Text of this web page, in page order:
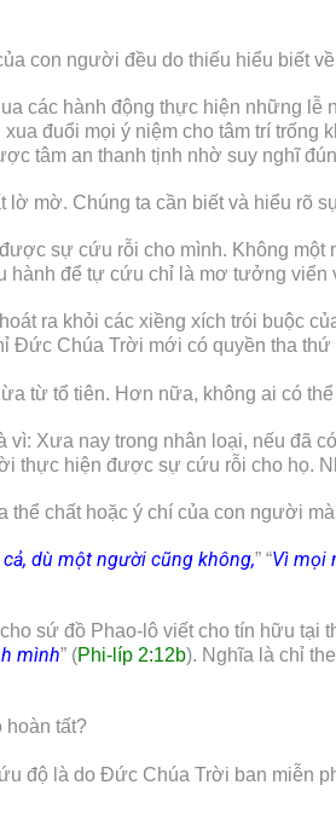
con người đều do thiếu hiểu biết
các hành động thực hiện những lễ
đuổi mọi ý niệm cho tâm trí
tâm an thanh tịnh nhờ suy nghĩ
lờ mờ. Chúng ta cần biết và hiểu rõ
sự cứu rỗi cho mình. Không
hành để tự cứu chỉ là mơ tưởng viển
ra khỏi các xiềng xích trói buộc
Chúa Trời mới có quyền tha
từ tổ tiên. Hơn nữa, không ai có
vì: Xưa nay trong nhân loại, nếu
thực hiện được sự cứu rỗi cho họ.
thể chất hoặc ý chí của con người
dù một người cũng không,” “Vì mọi
sứ đồ Phao-lô viết cho tín hữu tại
mình” (Phi-líp 2:12b). Nghĩa là chỉ
hoàn tất?
độ là do Đức Chúa Trời ban miễn